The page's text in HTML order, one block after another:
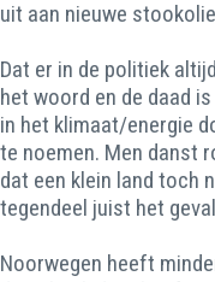
uit aan nieuwe
Dat er in de politiek
het woord en de daad
in het klimaat/energie
te noemen. Men danst
dat een klein land toch
tegendeel juist het
Noorwegen heeft